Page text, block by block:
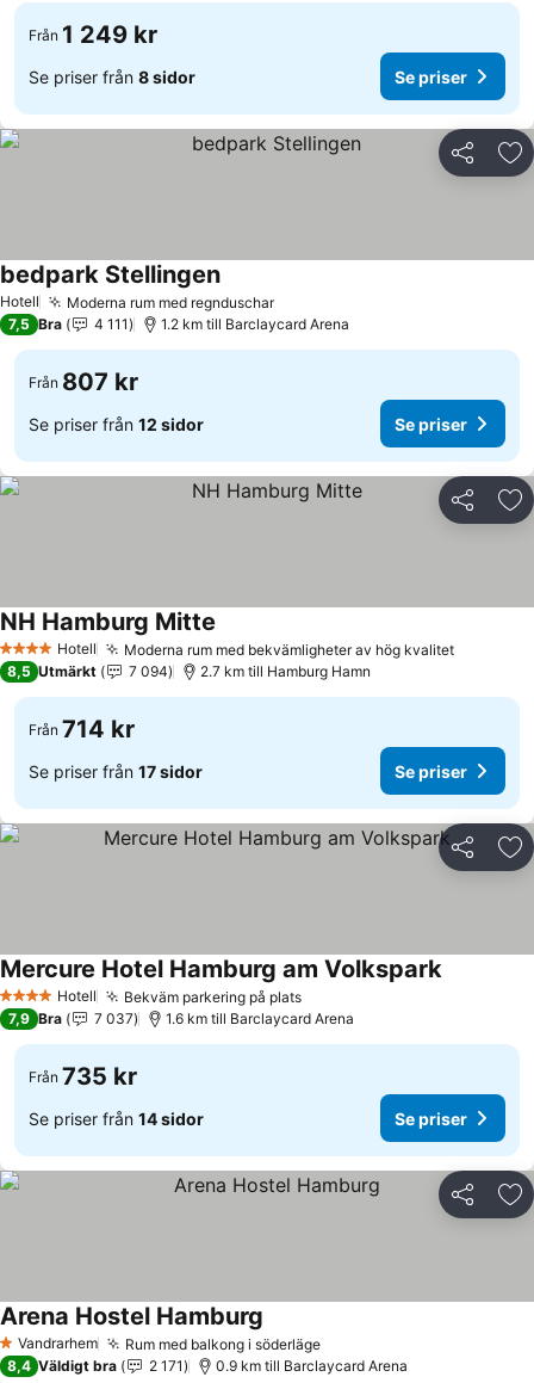
Från 1 249 kr
Se priser från 8 sidor Se priser
Dela
Hotell Moderna rum med regnduschar
bedpark Stellingen
7,5 Bra 4 111 1.2 km till Barclaycard Arena
Från 807 kr
Se priser från 12 sidor Se priser
Dela
4 StjärnorHotell Moderna rum med bekvämligheter av hög kvalitet
NH Hamburg Mitte
8,5 Utmärkt 7 094 2.7 km till Hamburg Hamn
Från 714 kr
Se priser från 17 sidor Se priser
Dela
4 StjärnorHotell Bekväm parkering på plats
Mercure Hotel Hamburg am Volkspark
7,9 Bra 7 037 1.6 km till Barclaycard Arena
Från 735 kr
Se priser från 14 sidor Se priser
Dela
1 Stjärnor
Vandrarhem Rum med balkong i söderläge
Arena Hostel Hamburg
8,4 Väldigt bra 2 171 0.9 km till Barclaycard Arena